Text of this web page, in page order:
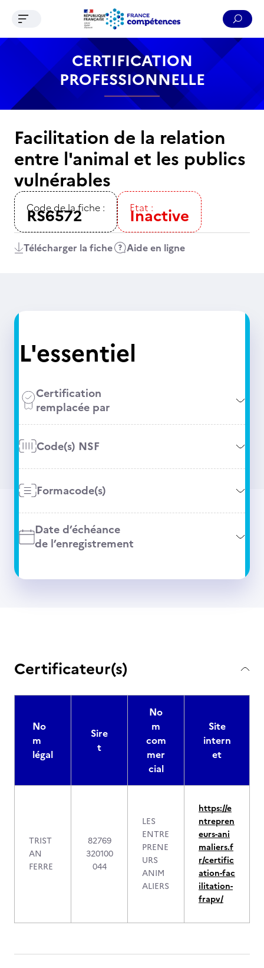
Contenu Recherche Menu Pied de page
Ouvrir le menu de navigation
CERTIFICATION
PROFESSIONNELLE
Facilitation de la relation
entre l'animal et les publics
vulnérables
Code de la fiche :
RS6572 Etat :
Inactive
Télécharger la fiche Aide en ligne
L'essentiel
Certification
remplacée par
Code(s) NSF
Formacode(s)
Date d’échéance
de l’enregistrement
Certificateur(s)
No
m
légal
Sire
t
No
m
com
mer
cial
Site
intern
et
TRIST
AN
FERRE
82769
320100
044
LES
ENTRE
PRENE
URS
ANIM
ALIERS
https://e
ntrepren
eurs-ani
maliers.f
r/certific
ation-fac
ilitation-
frapv/